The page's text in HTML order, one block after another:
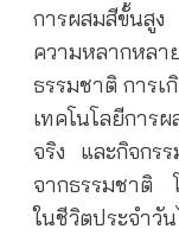
การผสมสีขั้นสูง
ความหลากหล
ธรรมชาติ การ
เทคโนโลยีการ
จริง และกิจกร
จากธรรมชาติ
ในชีวิตประจำวั